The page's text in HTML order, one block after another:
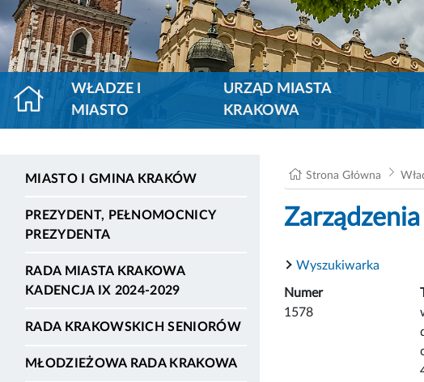
WŁADZE I
MIASTO
URZĄD MIASTA
KRAKOWA
MIASTO I GMINA KRAKÓW
PREZYDENT, PEŁNOMOCNICY
PREZYDENTA
RADA MIASTA KRAKOWA
KADENCJA IX 2024-2029
RADA KRAKOWSKICH SENIORÓW
MŁODZIEŻOWA RADA KRAKOWA
Strona Główna
Wyszukiwarka
Numer
1578